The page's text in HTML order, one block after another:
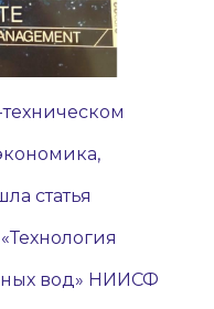
статья
вод» НИИСФ